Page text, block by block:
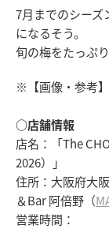
7月までのシーズ
になるそう。
旬の梅をたっぷ
※【画像・参考
○店舗情報
店名：「The
2026）」
住所：大阪府大
＆Bar 阿倍野（
営業時間：